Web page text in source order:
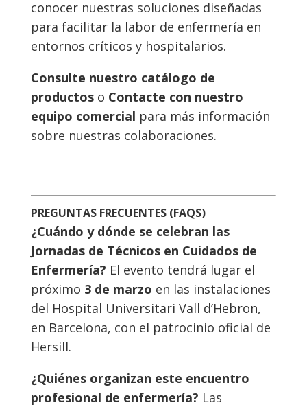
conocer nuestras soluciones diseñadas
para facilitar la labor de enfermería en
entornos críticos y hospitalarios.
Consulte nuestro catálogo de
productoso Contacte con nuestro
equipo comercial para más información
sobre nuestras colaboraciones.
PREGUNTAS FRECUENTES (FAQS)
¿Cuándo y dónde se celebran las
Jornadas de Técnicos en Cuidados de
Enfermería? El evento tendrá lugar el
próximo 3 de marzo en las instalaciones
del Hospital Universitari Vall d’Hebron,
en Barcelona, con el patrocinio oficial de
Hersill.
¿Quiénes organizan este encuentro
profesional de enfermería? Las